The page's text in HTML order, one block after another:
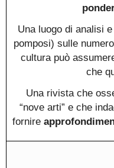
Una luogo di analisi
pomposi) sulle
cultura può
che
Una rivista che
“nove arti” e che
fornire